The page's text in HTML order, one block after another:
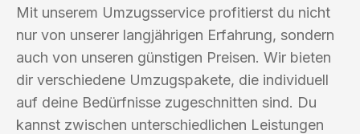
Mit unserem Umzugsservice profitierst du nicht
nur von unserer langjährigen Erfahrung, sondern
auch von unseren günstigen Preisen. Wir bieten
dir verschiedene Umzugspakete, die individuell
auf deine Bedürfnisse zugeschnitten sind. Du
kannst zwischen unterschiedlichen Leistungen